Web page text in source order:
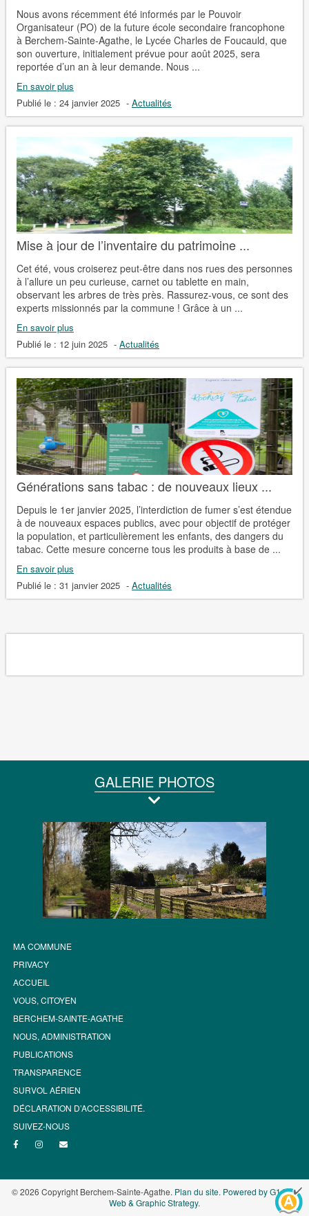
Nous avons récemment été informés par le Pouvoir
Organisateur (PO) de la future école secondaire francophone
à Berchem-Sainte-Agathe, le Lycée Charles de Foucauld, que
son ouverture, initialement prévue pour août 2025, sera
reportée d’un an à leur demande. Nous ...
En savoir plus
Publié le : 24 janvier 2025 - Actualités
Mise à jour de l’inventaire du patrimoine ...
Cet été, vous croiserez peut-être dans nos rues des personnes
à l’allure un peu curieuse, carnet ou tablette en main,
observant les arbres de très près. Rassurez-vous, ce sont des
experts missionnés par la commune ! Grâce à un ...
En savoir plus
Publié le : 12 juin 2025 - Actualités
Générations sans tabac : de nouveaux lieux ...
Depuis le 1er janvier 2025, l’interdiction de fumer s’est étendue
à de nouveaux espaces publics, avec pour objectif de protéger
la population, et particulièrement les enfants, des dangers du
tabac. Cette mesure concerne tous les produits à base de ...
En savoir plus
Publié le : 31 janvier 2025 - Actualités
GALERIE PHOTOS
MA COMMUNE
PRIVACY
ACCUEIL
VOUS, CITOYEN
BERCHEM-SAINTE-AGATHE
NOUS, ADMINISTRATION
PUBLICATIONS
TRANSPARENCE
SURVOL AÉRIEN
DÉCLARATION D’ACCESSIBILITÉ.
SUIVEZ-NOUS
© 2026 Copyright Berchem-Sainte-Agathe. Plan du site. Powered by G1.be -
Web & Graphic Strategy.